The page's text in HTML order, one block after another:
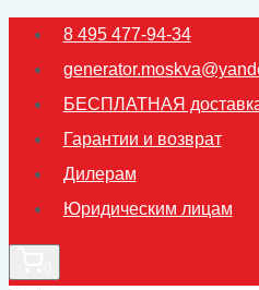
Перейти
содержимому
8 495 477-94-34
БЕСПЛАТНАЯ
Гарантии и возврат
Дилерам
Юридическим лицам